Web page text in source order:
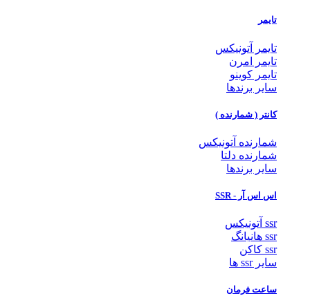
تایمر
تایمر آتونیکس
تایمر امرن
تایمر کوینو
سایر برندها
کانتر ( شمارنده )
شمارنده آتونیکس
شمارنده دلتا
سایر برندها
اس اس آر - SSR
ssr آتونیکس
ssr هانیانگ
ssr کاکن
سایر ssr ها
ساعت فرمان